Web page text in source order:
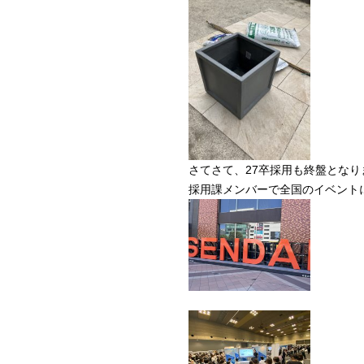
さてさて、27卒採用も終盤とな
採用課メンバーで全国のイベン